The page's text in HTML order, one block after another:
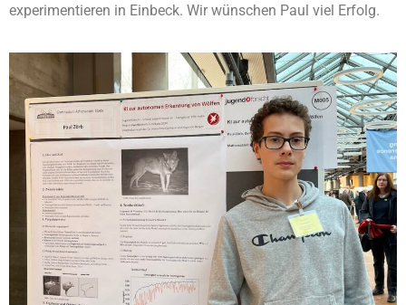
experimentieren in Einbeck. Wir wünschen Paul viel Erfolg.